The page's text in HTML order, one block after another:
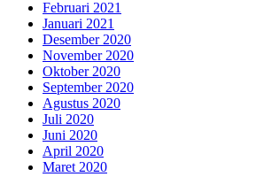
Februari 2021
Januari 2021
Desember 2020
November 2020
Oktober 2020
September 2020
Agustus 2020
Juli 2020
Juni 2020
April 2020
Maret 2020